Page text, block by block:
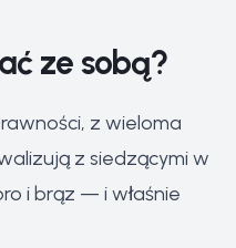
ze sobą?
z wieloma
z siedzącymi w
i brąz — i właśnie